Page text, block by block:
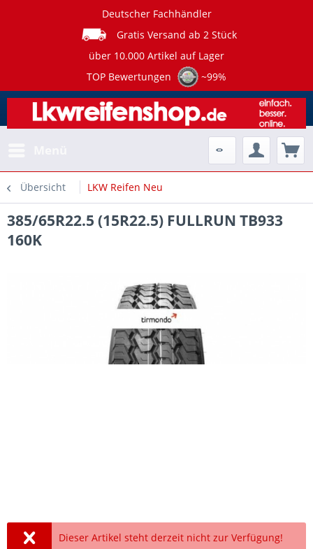
Deutscher Fachhändler
Gratis Versand ab 2 Stück
über 10.000 Artikel auf Lager
TOP Bewertungen
~99%
Übersicht LKW Reifen Neu
385/65R22.5 (15R22.5) FULLRUN TB933
160K
Dieser Artikel steht derzeit nicht zur Verfügung!